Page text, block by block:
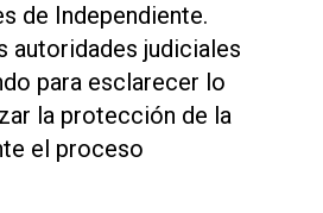
de Independiente.
autoridades judiciales
para esclarecer lo
la protección de la
el proceso